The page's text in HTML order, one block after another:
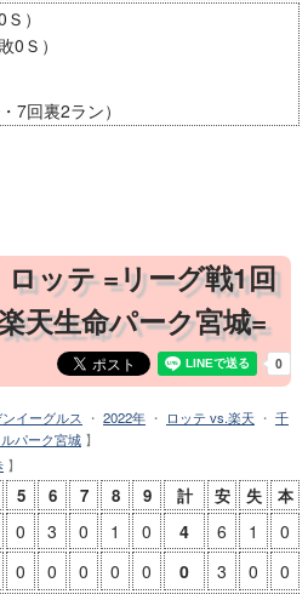
）
0Ｓ）
7回裏2ラン）
ッテ =リーグ戦1回
天生命パーク宮城=
イーグルス ・ 2022年 ・ ロッテ vs.楽天 ・ 千
パーク宮城 】
】
5 6 7 8 9 計 安 失 本
0 3 0 1 0 4 6 1
0
0 0 0 0 0 0 3 0
0